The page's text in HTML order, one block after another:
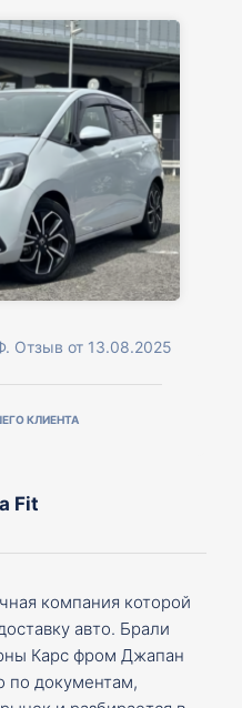
Отзыв от 13.08.2025
КЛИЕНТА
Fit
компания которой
авто. Брали
Карс фром Джапан
по документам,